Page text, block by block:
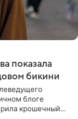
показала
бикини
блоге
крошечный